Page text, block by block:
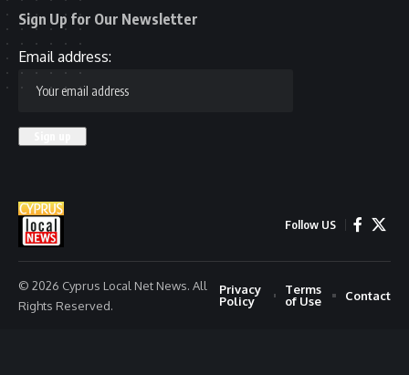
Sign Up for Our Newsletter
Email address:
Follow US
© 2026 Cyprus Local Net News. All
Rights Reserved.
Privacy
Policy
Terms
of Use
Contact